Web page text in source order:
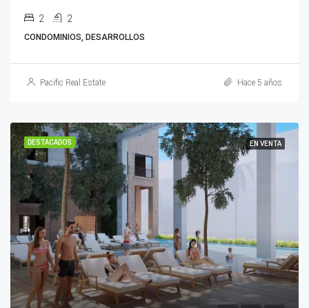
2 2
CONDOMINIOS, DESARROLLOS
Pacific Real Estate Hace 5 años
DESTACADOS EN VENTA